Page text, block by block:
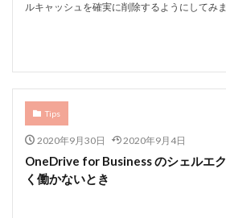
ルキャッシュを確実に削除するようにしてみ
Tips
2020年9月30日 2020年9月4日
OneDrive for Business のシェルエ
く働かないとき